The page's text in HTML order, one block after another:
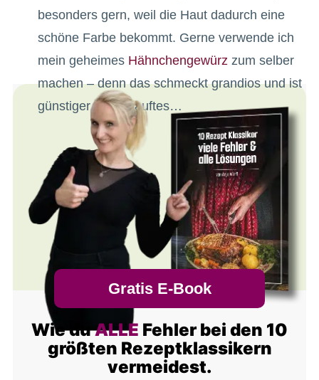
besonders gern, weil die Haut dadurch eine
schöne Farbe bekommt. Gerne verwende ich
mein geheimes Hähnchengewürz zum selber
machen – denn das schmeckt grandios und ist
günstiger als gekauftes…
Gratis E-Book
Wie duALLE Fehler bei den 10
größten Rezeptklassikern
vermeidest.